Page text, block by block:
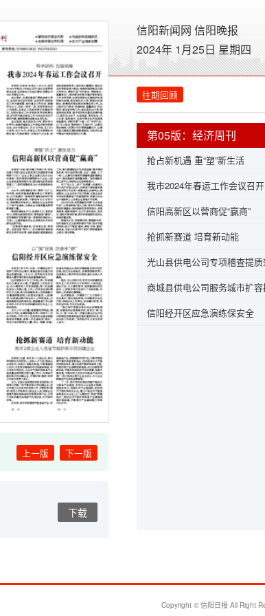
上一版 下一版
下载
信阳新闻网 信阳晚报
2024年 1月25日 星期四
往期回顾
第05版：经济周刊
抢占新机遇 重“塑”新生活
我市2024年春运工作会议召开
信阳高新区以营商促“赢商”
抢抓新赛道 培育新动能
光山县供电公司专项稽查提
商城县供电公司服务城市扩
信阳经开区应急演练保安全
Copyright © 信阳日报 All Right